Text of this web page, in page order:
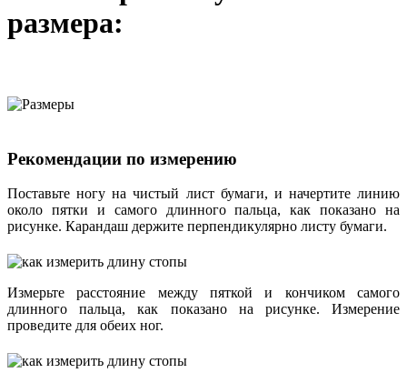
размера:
Рекомендации по измерению
Поставьте ногу на чистый лист бумаги, и начертите линию
около пятки и самого длинного пальца, как показано на
рисунке. Карандаш держите перпендикулярно листу бумаги.
Измерьте расстояние между пяткой и кончиком самого
длинного пальца, как показано на рисунке. Измерение
проведите для обеих ног.